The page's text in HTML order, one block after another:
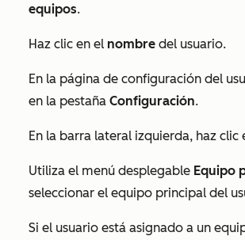
equipos.
Haz clic en el nombre del usuario.
En la página de configuración del
en la pestaña Configuración.
En la barra lateral izquierda, haz clic
Utiliza el menú desplegable Equipo
seleccionar el equipo principal del
Si el usuario está asignado a un